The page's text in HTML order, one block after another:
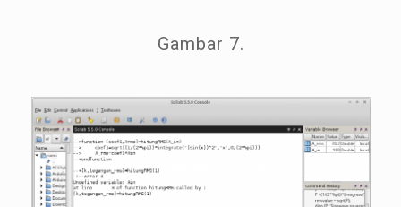
Gambar 7.